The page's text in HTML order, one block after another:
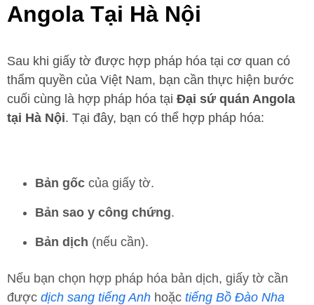
Angola Tại Hà Nội
Sau khi giấy tờ được hợp pháp hóa tại cơ quan có
thẩm quyền của Việt Nam, bạn cần thực hiện bước
cuối cùng là hợp pháp hóa tại Đại sứ quán Angola
tại Hà Nội. Tại đây, bạn có thể hợp pháp hóa:
Bản gốc của giấy tờ.
Bản sao y công chứng.
Bản dịch (nếu cần).
Nếu bạn chọn hợp pháp hóa bản dịch, giấy tờ cần
được dịch sang tiếng Anh hoặc tiếng Bồ Đào Nha